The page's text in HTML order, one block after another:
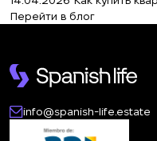
Перейти в блог
info@spanish-life.estate